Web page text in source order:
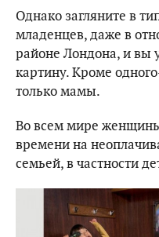
Однако загляните в
младенцев, даже в
районе Лондона, и вы
картину. Кроме
только мамы.
Во всем мире
времени на
семьей, в частности